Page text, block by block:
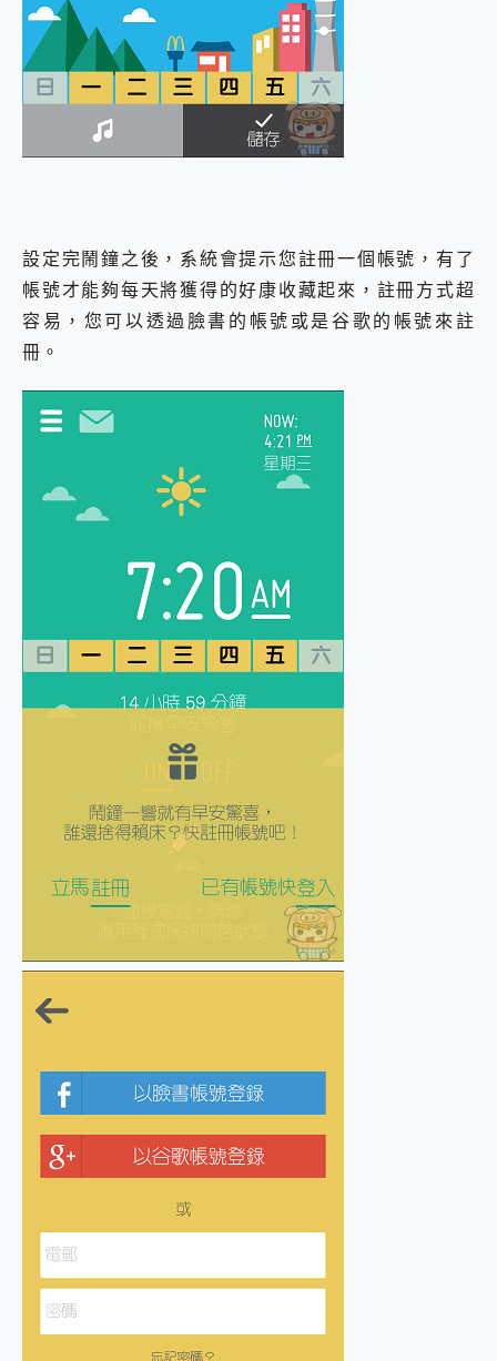
設定完鬧鐘之後，系統會提示您註冊一個帳號，有了
帳號才能夠每天將獲得的好康收藏起來，註冊方式超
容易，您可以透過臉書的帳號或是谷歌的帳號來註
冊。